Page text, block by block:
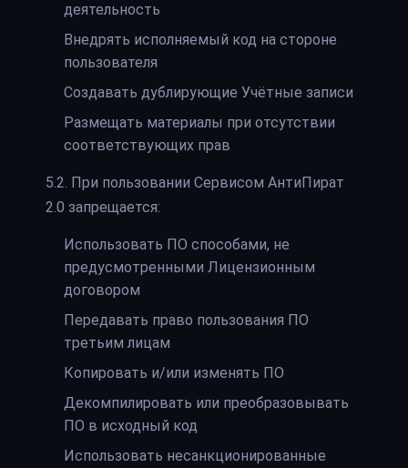
деятельность
Внедрять исполняемый код на стороне
пользователя
Создавать дублирующие Учётные записи
Размещать материалы при отсутствии
соответствующих прав
5.2. При пользовании Сервисом АнтиПират
2.0 запрещается:
Использовать ПО способами, не
предусмотренными Лицензионным
договором
Передавать право пользования ПО
третьим лицам
Копировать и/или изменять ПО
Декомпилировать или преобразовывать
ПО в исходный код
Использовать несанкционированные